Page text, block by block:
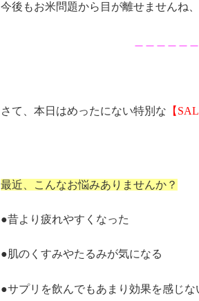
今後もお米問題から目が離せませんね、
さて、本日はめったにない特別な 【
最近、こんなお悩みありませんか？
●昔より疲れやすくなった
●肌のくすみやたるみが気になる
●サプリを飲んでもあまり効果を感じな